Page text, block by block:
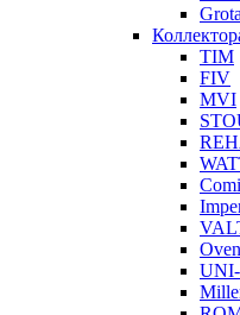
Grota
TIM
FIV
MVI